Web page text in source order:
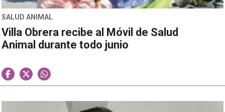
SALUD ANIMAL
Villa Obrera recibe al Móvil de Salud
Animal durante todo junio